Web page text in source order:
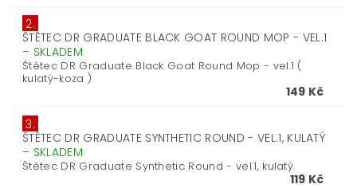
2.
ŠTĚTEC DR GRADUATE BLACK GOAT ROUND MOP - VEL.1
– SKLADEM
Štětec DR Graduate Black Goat Round Mop - vel.1 (
kulatý-koza )
149 Kč
3.
ŠTĚTEC DR GRADUATE SYNTHETIC ROUND - VEL.1, KULATÝ
– SKLADEM
Štětec DR Graduate Synthetic Round - vel.1, kulatý.
119 Kč